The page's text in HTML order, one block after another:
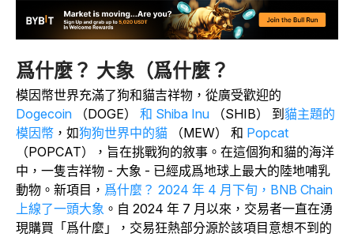
爲什麼？ 大象（爲什麼？
模因幣世界充滿了狗和貓吉祥物，從廣受歡迎的
Dogecoin
（DOGE） 和 Shiba Inu （SHIB） 到 貓主題的
模因幣 ， 如狗狗世界中的貓 （MEW） 和 Popcat
（POPCAT），旨在挑戰狗的敘事。在這個狗和貓的海洋
中，一隻吉祥物 - 大象 - 已經成爲地球上最大的陸地哺乳
動物。新項目， 爲什麼？ 2024 年 4 月下旬，BNB Chain
上線了一頭大象 。 自 2024 年 7 月以來，交易者一直在湧
現購買「爲什麼」，交易狂熱部分源於該項目意想不到的